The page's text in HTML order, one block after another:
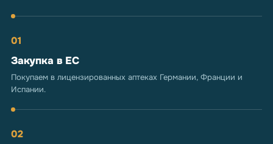
01
Закупка в ЕС
Покупаем в лицензированных аптеках Германии, Франции и
Испании.
02